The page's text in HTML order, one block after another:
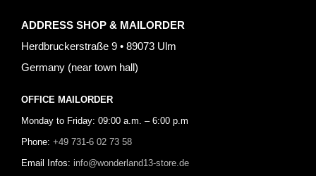
ADDRESS SHOP & MAILORDER
Herdbruckerstraße 9 • 89073 Ulm
Germany (near town hall)
OFFICE MAILORDER
Monday to Friday: 09:00 a.m. – 6:00 p.m
Phone: +49 731-6 02 73 58
Email Infos: info@wonderland13-store.de